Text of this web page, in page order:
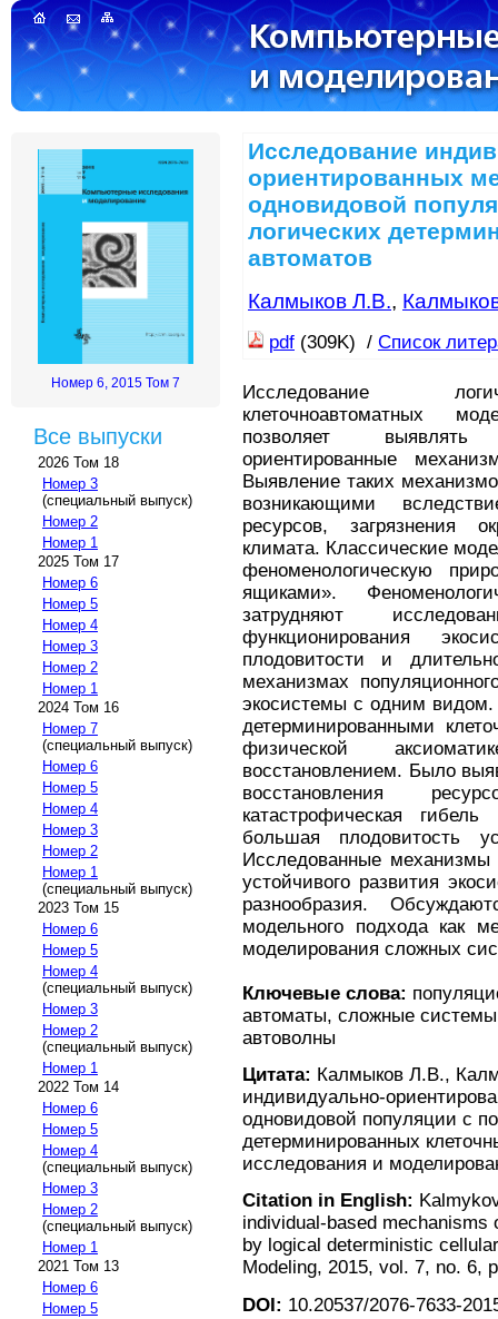
Номер 6, 2015 Том 7
Все выпуски
2026 Том 18
Номер 3
(специальный выпуск)
Номер 2
Номер 1
2025 Том 17
Номер 6
Номер 5
Номер 4
Номер 3
Номер 2
Номер 1
2024 Том 16
Номер 7
(специальный выпуск)
Номер 6
Номер 5
Номер 4
Номер 3
Номер 2
Номер 1
(специальный выпуск)
2023 Том 15
Номер 6
Номер 5
Номер 4
(специальный выпуск)
Номер 3
Номер 2
(специальный выпуск)
Номер 1
2022 Том 14
Номер 6
Номер 5
Номер 4
(специальный выпуск)
Номер 3
Номер 2
(специальный выпуск)
Номер 1
2021 Том 13
Номер 6
Номер 5
Исследование
ориентированных
одновидовой
логических
автоматов
Калмыков Л.В.,
pdf (309K) / Список
Исследование
клеточноавтоматных
позволяет выявлять
ориентированные
Выявление таких
возникающими
ресурсов, загрязнения
климата. Классические
феноменологическую
ящиками».
затрудняют
функционирования
плодовитости и
механизмах
экосистемы с одним
детерминированными
физической
восстановлением. Было
восстановления
катастрофическая
большая плодовитость
Исследованные
устойчивого развития
разнообразия.
модельного подхода как
моделирования сложных
Ключевые слова:
автоматы, сложные
автоволны
Цитата: Калмыков Л.В.,
индивидуально-
одновидовой популяции с
детерминированных
исследования и
Citation in English:
individual-based
by logical deterministic
Modeling, 2015, vol. 7, no. 6,
DOI: 10.20537/2076-7633-